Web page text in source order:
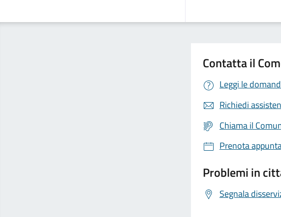
Contatta il
Leggi le
Richiedi
Chiama il
Prenota
Problemi in
Segnala